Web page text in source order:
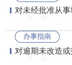
办事指南